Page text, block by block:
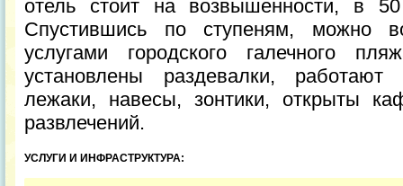
отель стоит на возвышенности, в
Спустившись по ступеням, можно
услугами городского галечного
установлены раздевалки,
лежаки, навесы, зонтики, открыты
развлечений.
УСЛУГИ И ИНФРАСТРУКТУРА: